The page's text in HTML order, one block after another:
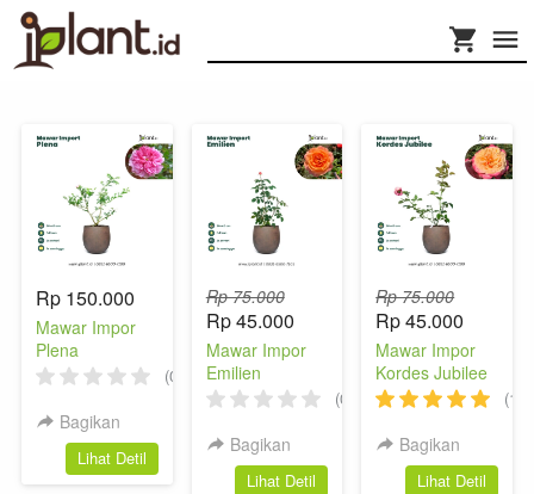
Rp 150.000
Mawar Impor
Plena
(0)
Bagikan
`Lihat Detil
Rp 75.000
Rp 45.000
Mawar Impor
Emilien
(0)
Bagikan
`
Lihat Detil
Rp 75.000
Rp 45.000
Mawar Impor
Kordes Jubilee
(1)
Bagikan
`Lihat Detil